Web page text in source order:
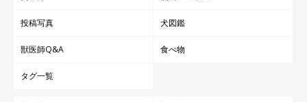
投稿写真 犬図鑑
獣医師Q&A 食べ物
タグ一覧